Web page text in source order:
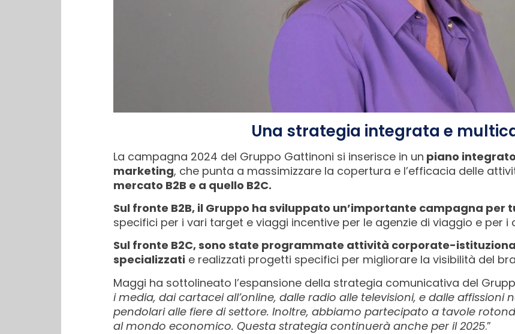
Una strategia integrata e
La campagna 2024 del Gruppo Gattinoni si inserisce in un piano
marketing, che punta a massimizzare la copertura e l’efficacia delle
mercato B2B e a quello B2C.
Sul fronte B2B, il Gruppo ha sviluppato un’importante campagna per
specifici per i vari target e viaggi incentive per le agenzie di viaggio e per i
Sul fronte B2C, sono state programmate attività corporate-
specializzati e realizzati progetti specifici per migliorare la visibilità del
Maggi ha sottolineato l’espansione della strategia comunicativa del
i media, dai cartacei all’online, dalle radio alle televisioni, e dalle
pendolari alle fiere di settore. Inoltre, abbiamo partecipato a tavole
al mondo economico. Questa strategia continuerà anche per il 2025.”